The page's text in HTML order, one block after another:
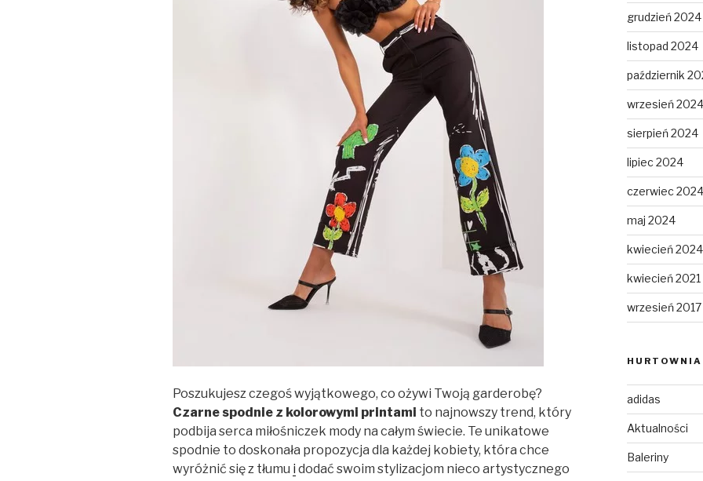
Poszukujesz czegoś wyjątkowego, co ożywi Twoją garderobę?
Czarne spodnie z kolorowymi printami to najnowszy trend, który
podbija serca miłośniczek mody na całym świecie. Te unikatowe
spodnie to doskonała propozycja dla każdej kobiety, która chce
wyróżnić się z tłumu i dodać swoim stylizacjom nieco artystycznego
grudzień 2024
listopad 2024
październik
wrzesień 2024
sierpień 2024
lipiec 2024
czerwiec 2024
maj 2024
kwiecień 2024
kwiecień 2021
wrzesień 2017
adidas
Aktualności
Baleriny